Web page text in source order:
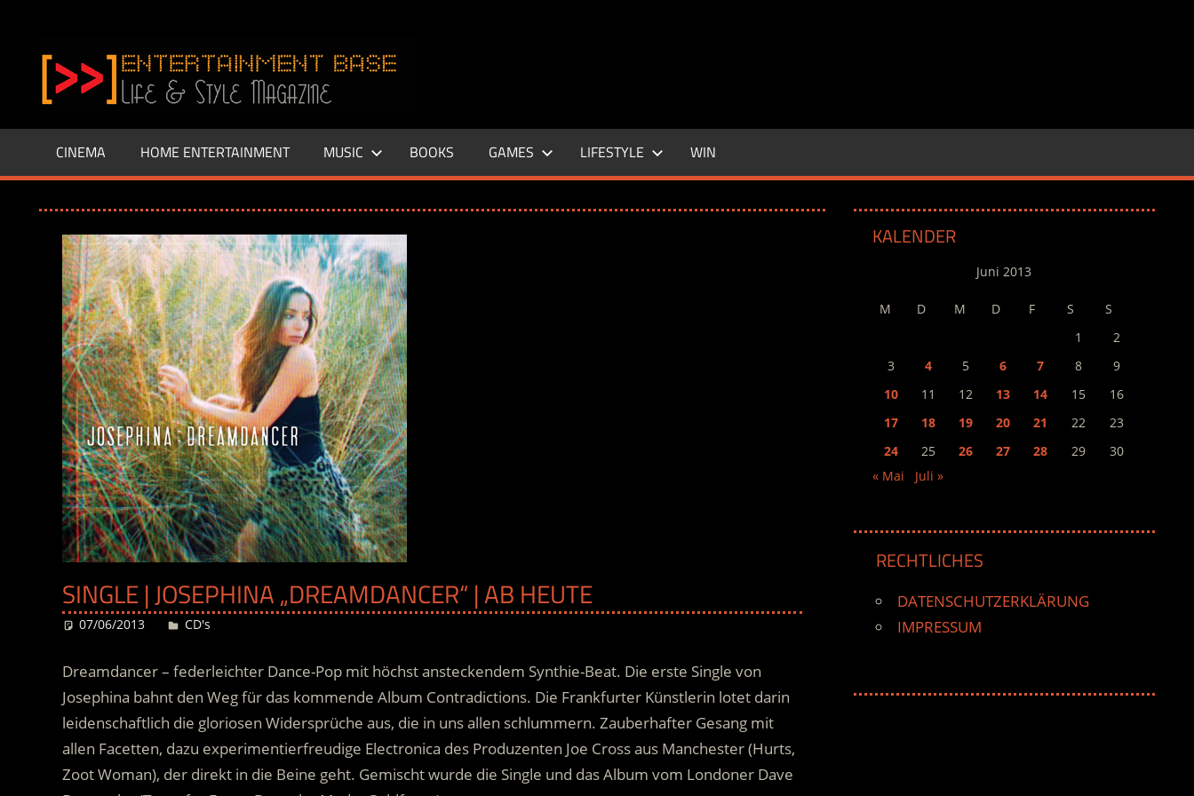
springen
–
LIFE
Base.de
CINEMA HOME ENTERTAINMENT MUSIC BOOKS GAMES LIFESTYLE WIN
SINGLE | JOSEPHINA „DREAMDANCER“ | AB HEUTE
07/06/2013 Desiree
CD's
Dreamdancer – federleichter Dance-Pop mit höchst ansteckendem Synthie-Beat. Die erste Single von
Josephina bahnt den Weg für das kommende Album Contradictions. Die Frankfurter Künstlerin lotet darin
leidenschaftlich die gloriosen Widersprüche aus, die in uns allen schlummern. Zauberhafter Gesang mit
allen Facetten, dazu experimentierfreudige Electronica des Produzenten Joe Cross aus Manchester (Hurts,
Zoot Woman), der direkt in die Beine geht. Gemischt wurde die Single und das Album vom Londoner Dave
KALENDER
Juni 2013
M D M D F S
S
1
2
3
4 5 6 7 8
9
10
11 12 13 14 15
16
17
18 19 20 21 22
23
24
25 26 27 28 29
30
« Mai
Juli »
RECHTLICHES
DATENSCHUTZERKLÄRUNG
IMPRESSUM